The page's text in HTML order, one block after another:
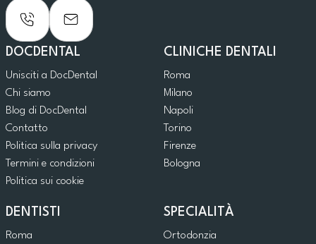
DOCDENTAL
Unisciti a DocDental
Chi siamo
Blog di DocDental
Contatto
Politica sulla privacy
Termini e condizioni
Politica sui cookie
CLINICHE DENTALI
Roma
Milano
Napoli
Torino
Firenze
Bologna
DENTISTI
Roma
SPECIALITÀ
Ortodonzia